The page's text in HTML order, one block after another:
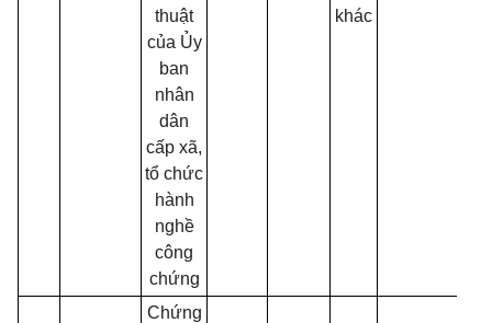
thuật
của Ủy
ban
nhân
dân
cấp xã,
tổ chức
hành
nghề
công
chứng
khác
Chứng